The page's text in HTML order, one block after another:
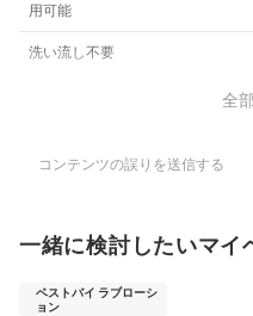
用可能
洗い流し不要
全
コンテンツの誤りを送信する
一緒に検討したいマイ
ベストバイ ラブローシ
ョン